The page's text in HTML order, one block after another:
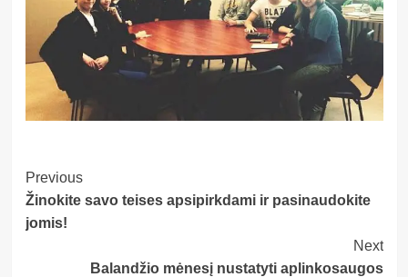
Post
Navigation
Previous
Žinokite savo teises apsipirkdami ir pasinaudokite
jomis!
Next
Balandžio mėnesį nustatyti aplinkosaugos